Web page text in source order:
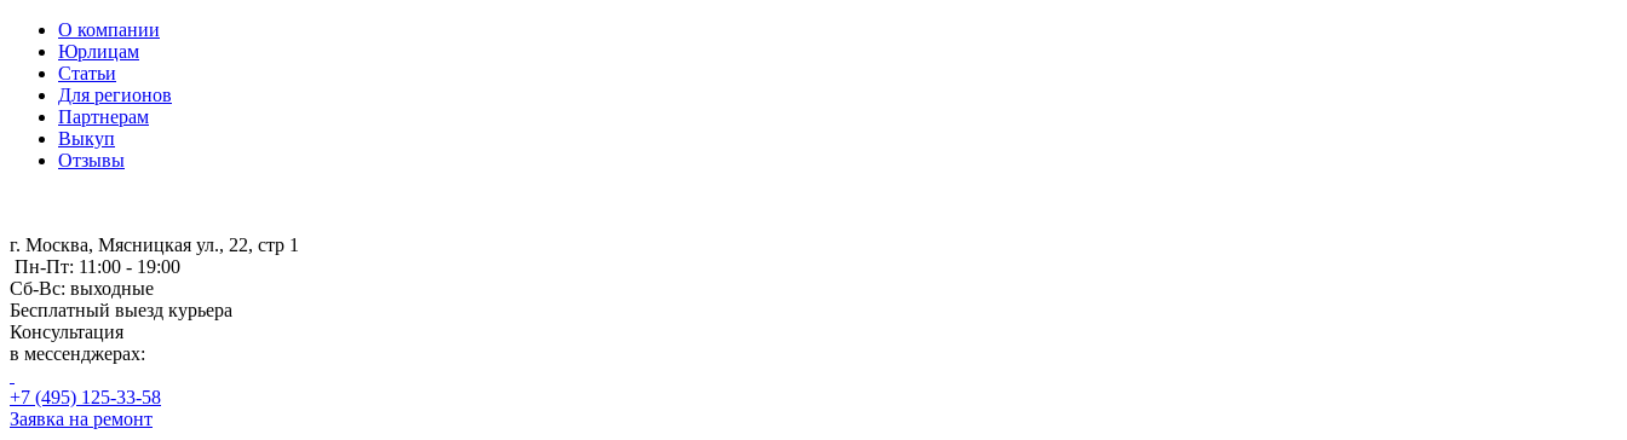
О компании
Юрлицам
Статьи
Для регионов
Партнерам
Выкуп
Отзывы
г. Москва, Мясницкая ул., 22, стр 1
Пн-Пт: 11:00 - 19:00
Сб-Вс: выходные
Бесплатный выезд курьера
Консультация
в мессенджерах:
+7 (495) 125-33-58
Заявка на ремонт